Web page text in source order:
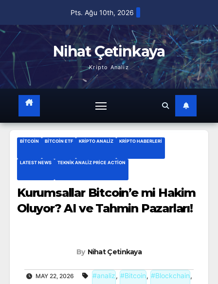
content
Pts. Ağu 10th, 2026
Nihat Çetinkaya
Kripto Analiz
BITCOIN BITCOIN ETF KRIPTO ANALIZ KRIPTO HABERLERI
LATEST NEWS TEKNIK ANALIZ PRICE ACTION
Kurumsallar Bitcoin’e mi Hakim
Oluyor? AI ve Tahmin Pazarları!
By Nihat Çetinkaya
MAY 22, 2026 #analiz, #Bitcoin, #Blockchain,